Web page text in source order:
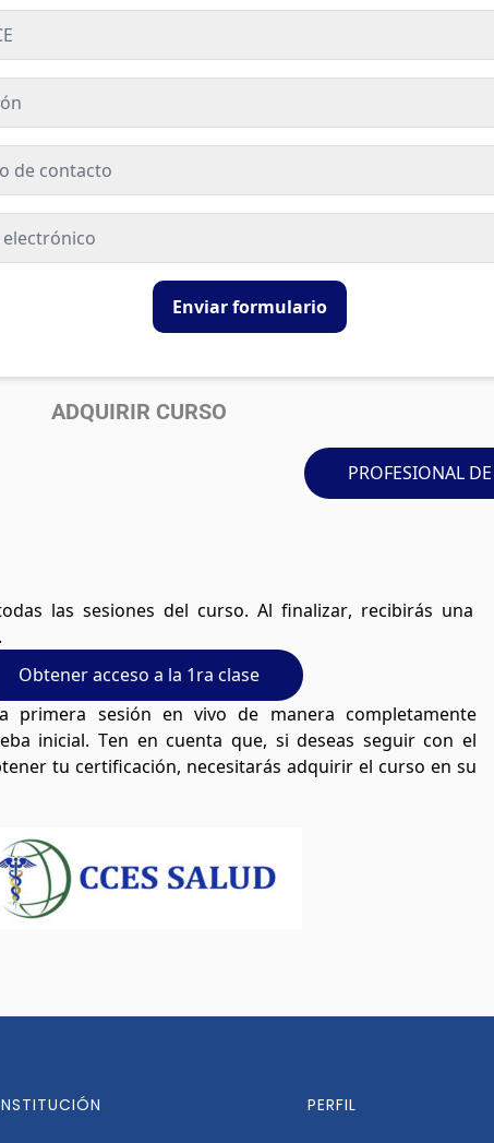
Enviar formulario
ADQUIRIR CURSO
PROFESIONAL
las sesiones del curso. Al finalizar, recibirás una
Obtener acceso a la 1ra clase
primera sesión en vivo de manera completamente
inicial. Ten en cuenta que, si deseas seguir con el
tu certificación, necesitarás adquirir el curso en su
PERFIL